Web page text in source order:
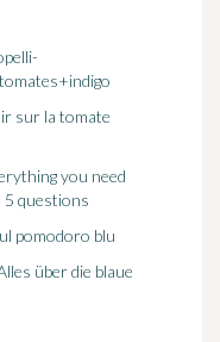
sur la tomate
you need
questions
pomodoro blu
über die blaue